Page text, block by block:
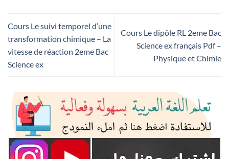
Cours Le dipôle RL 2eme Bac
Science ex français Pdf –
Physique et Chimie
Cours Le suivi temporel d’une
transformation chimique – La
vitesse de réaction 2eme Bac
Science ex